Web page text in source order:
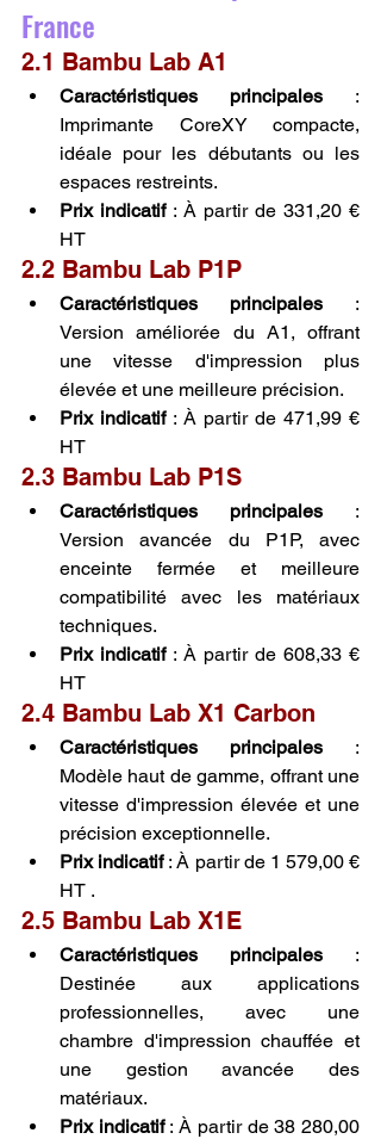
France
2.1 Bambu Lab A1
Caractéristiques principales :
Imprimante CoreXY compacte,
idéale pour les débutants ou les
espaces restreints.
Prix indicatif : À partir de 331,20 €
HT
2.2 Bambu Lab P1P
Caractéristiques principales :
Version améliorée du A1, offrant
une vitesse d'impression plus
élevée et une meilleure précision.
Prix indicatif : À partir de 471,99 €
HT
2.3 Bambu Lab P1S
Caractéristiques principales :
Version avancée du P1P, avec
enceinte fermée et meilleure
compatibilité avec les matériaux
techniques.
Prix indicatif : À partir de 608,33 €
HT
2.4 Bambu Lab X1 Carbon
Caractéristiques principales :
Modèle haut de gamme, offrant une
vitesse d'impression élevée et une
précision exceptionnelle.
Prix indicatif : À partir de 1 579,00 €
HT .
2.5 Bambu Lab X1E
Caractéristiques principales :
Destinée aux applications
professionnelles, avec une
chambre d'impression chauffée et
une gestion avancée des
matériaux.
Prix indicatif : À partir de 38 280,00